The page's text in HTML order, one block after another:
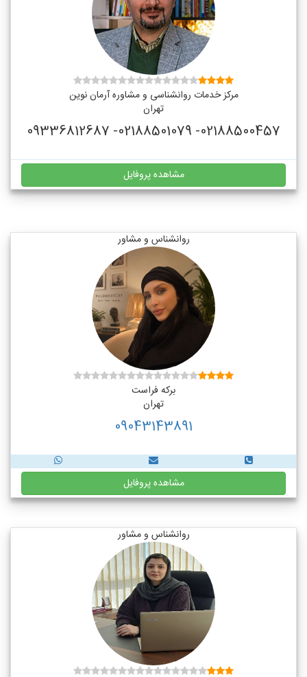
مرکز خدمات روانشناسی و مشاوره آرمان نوین
تهران
02188500457- 02188501079- 09336812687
مشاهده پروفایل
روانشناس و مشاور
برکه فراست
تهران
09043143891
مشاهده پروفایل
روانشناس و مشاور